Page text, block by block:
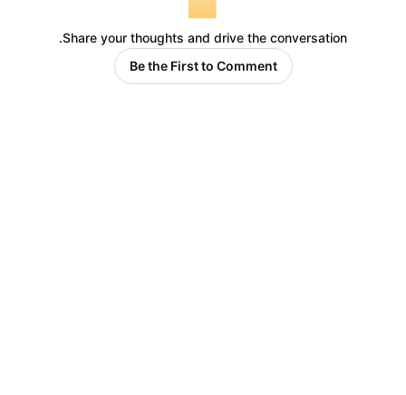
Share your thoughts and drive the conversation.
Be the First to Comment